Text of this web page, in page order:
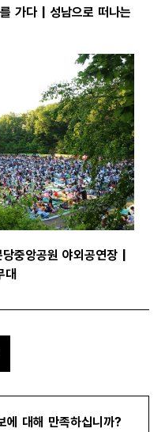
가다 | 성남으로 떠나는
중앙공원 야외공연장 |
대
에 대해 만족하십니까?